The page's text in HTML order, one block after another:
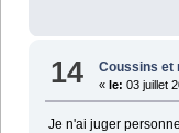
14 Coussins et
«le: 03 juillet
Je n'ai juger